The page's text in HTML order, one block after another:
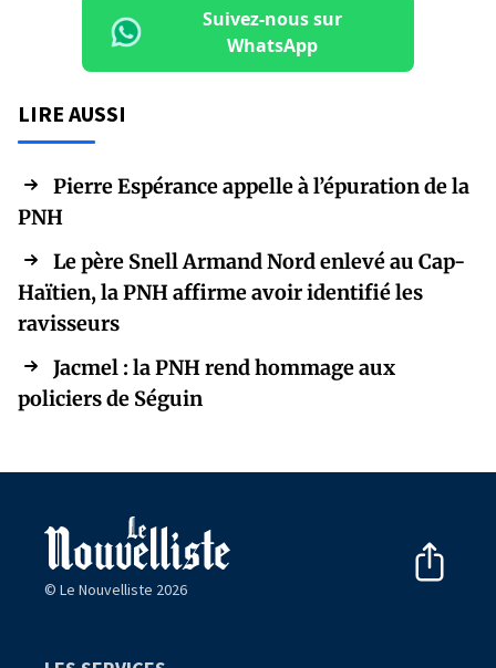
Suivez-nous sur
WhatsApp
LIRE AUSSI
Pierre Espérance appelle à l’épuration de la
PNH
Le père Snell Armand Nord enlevé au Cap-
Haïtien, la PNH affirme avoir identifié les
ravisseurs
Jacmel : la PNH rend hommage aux
policiers de Séguin
© Le Nouvelliste 2026